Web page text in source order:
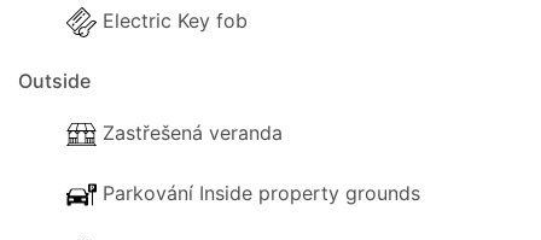
daně nebo poplatky nejsou zahrnuty ve vaší
Electric Key fob
Outside
Zastřešená veranda
Parkování Inside property grounds